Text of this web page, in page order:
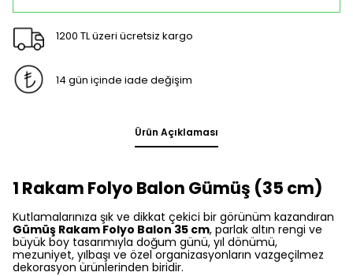
1200 TL üzeri ücretsiz kargo
14 gün içinde iade değişim
Ürün Açıklaması
1 Rakam Folyo Balon Gümüş (35 cm)
Kutlamalarınıza şık ve dikkat çekici bir görünüm kazandıran
Gümüş Rakam Folyo Balon 35 cm, parlak altın rengi ve
büyük boy tasarımıyla doğum günü, yıl dönümü,
mezuniyet, yılbaşı ve özel organizasyonların vazgeçilmez
dekorasyon ürünlerinden biridir.